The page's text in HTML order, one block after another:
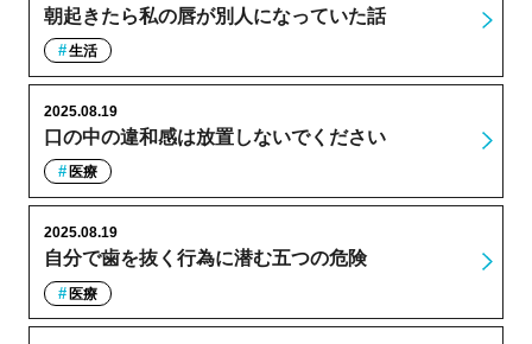
朝起きたら私の唇が別人になっていた話
生活
口の中の違和感は放置しないでください
2025.08.19
医療
自分で歯を抜く行為に潜む五つの危険
2025.08.19
医療